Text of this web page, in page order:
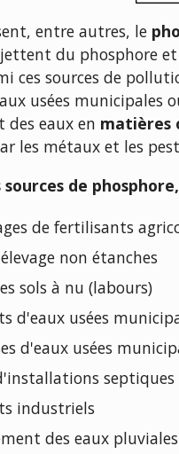
entre autres, le
du phosphore
ces sources de
usées municipales
des eaux en matières
les métaux et les
sources de
de fertilisants
non étanches
sols à nu (labours)
d'eaux usées
d'eaux usées
septiques
industriels
des eaux pluviales